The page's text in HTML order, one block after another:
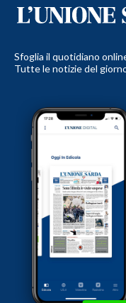
Sfoglia il quotidiano
Tutte le notizie del